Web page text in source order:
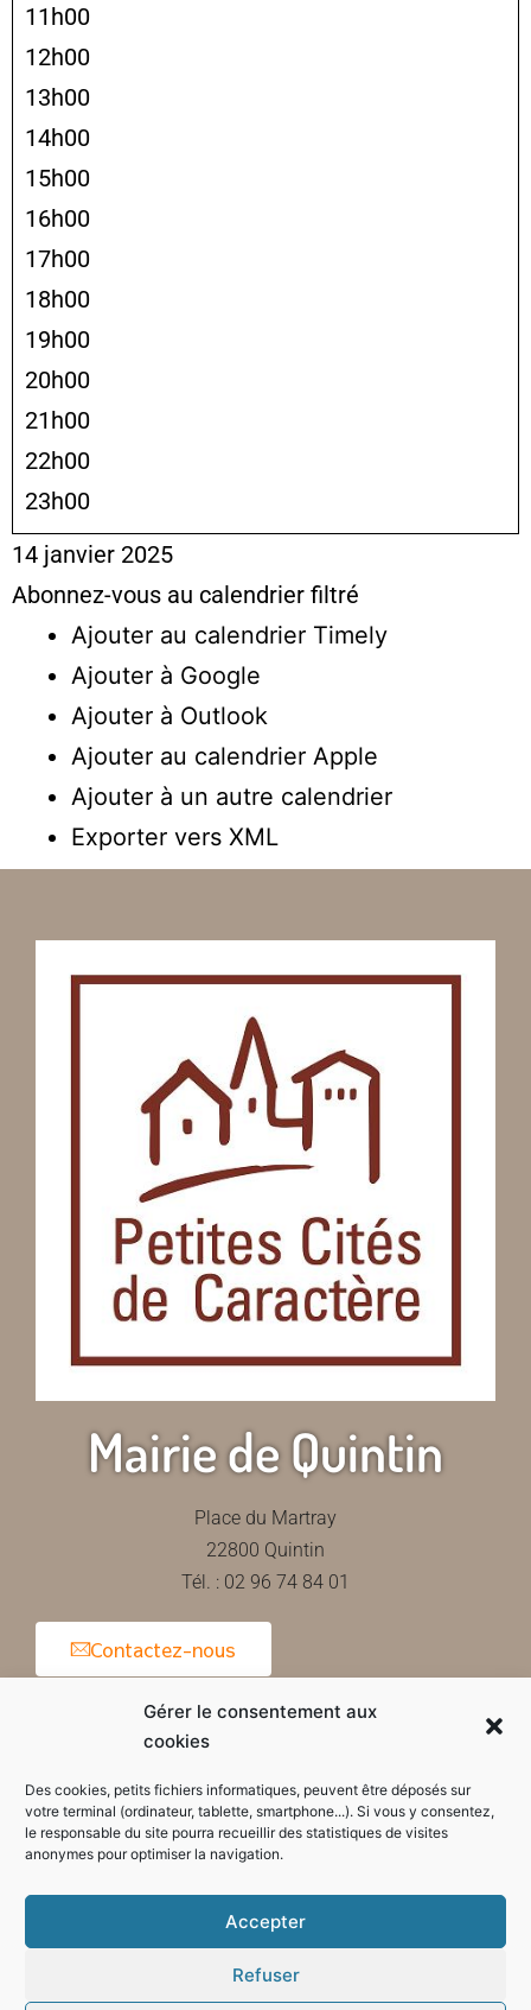
Gérer le consentement aux
cookies
Des cookies, petits fichiers informatiques, peuvent être déposés sur
votre terminal (ordinateur, tablette, smartphone...). Si vous y consentez,
le responsable du site pourra recueillir des statistiques de visites
anonymes pour optimiser la navigation.
Accepter
Refuser
11h00
12h00
13h00
14h00
15h00
16h00
17h00
18h00
19h00
20h00
21h00
22h00
23h00
14 janvier 2025
Abonnez-vous au calendrier filtré
Ajouter au calendrier Timely
Ajouter à Google
Ajouter à Outlook
Ajouter au calendrier Apple
Ajouter à un autre calendrier
Exporter vers XML
Mairie de Quintin
Place du Martray
22800 Quintin
Tél. : 02 96 74 84 01
Contactez-nous
Horaires d'ouverture de la mairie